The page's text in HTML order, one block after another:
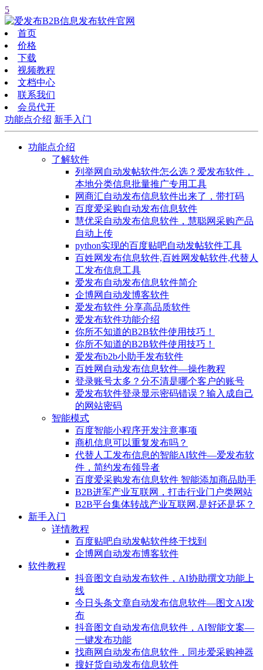
5
首页
价格
下载
视频教程
文档中心
联系我们
会员代开
功能点介绍 新手入门
功能点介绍
了解软件
列举网自动发帖软件怎么选？爱发布软件，
本地分类信息批量推广专用工具
网商汇自动发布信息软件出来了，带打码
百度爱采购自动发布信息软件
慧优采自动发布信息软件，慧聪网采购产品
自动上传
python实现的百度贴吧自动发帖软件工具
百姓网发布信息软件,百姓网发帖软件,代替人
工发布信息工具
爱发布自动发布信息软件简介
企博网自动发博客软件
爱发布软件 分享高品质软件
爱发布软件功能介绍
你所不知道的B2B软件使用技巧！
你所不知道的B2B软件使用技巧！
爱发布b2b小助手发布软件
百姓网自动发布信息软件—操作教程
登录账号太多？分不清是哪个客户的账号
爱发布软件登录显示密码错误？输入成自己
的网站密码
智能模式
百度智能小程序开发注意事项
商机信息可以重复发布吗？
代替人工发布信息的智能AI软件—爱发布软
件，简约发布领导者
百度爱采购发布信息软件 智能添加商品助手
B2B进军产业互联网，打击行业门户类网站
B2B平台集体转战产业互联网,是好还是坏？
新手入门
详情教程
百度贴吧自动发帖软件终于找到
企博网自动发布博客软件
软件教程
抖音图文自动发布软件，AI协助撰文功能上
线
今日头条文章自动发布信息软件—图文AI发
布
抖音图文自动发布信息软件，AI智能文案—
一键发布功能
找商网自动发布信息软件，同步爱采购神器
搜好货自动发布信息软件